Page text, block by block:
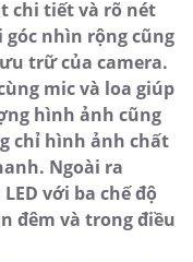
chi tiết và rõ nét
nhìn rộng cũng
trữ của camera.
mic và loa giúp
hình ảnh cũng
chỉ hình ảnh chất
Ngoài ra
với ba chế độ
đêm và trong điều